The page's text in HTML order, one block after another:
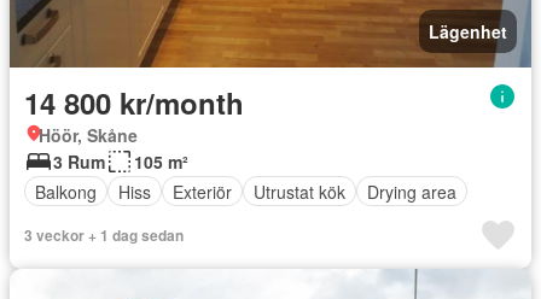
Lägenhet
14 800 kr/month
Höör, Skåne
3 Rum
105 m²
Balkong
Hiss Exteriör Utrustat kök Drying area
3 veckor + 1 dag sedan